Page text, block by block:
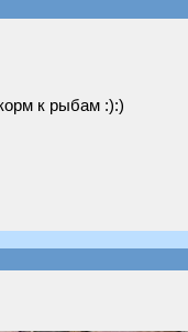
к рыбам :):)